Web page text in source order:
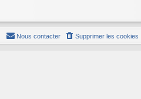
Supprimer les cookies
Nous contacter